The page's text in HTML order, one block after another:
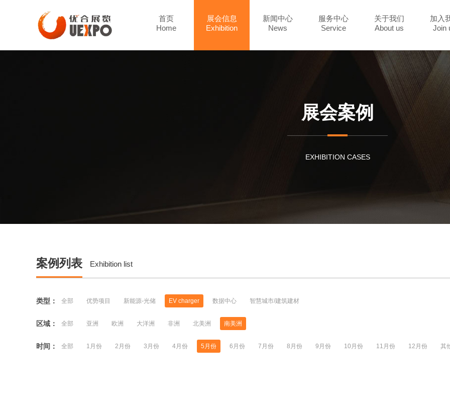
首页
Home
展会信息
Exhibition
新闻中心
News
服务中心
Service
关于我们
About us
加入
Join
展会案例
EXHIBITION CASES
案例列表 Exhibition list
类型： 全部 优势项目 新能源-光储 EV charger 数据中心 智慧城市/建筑建材
区域： 全部 亚洲 欧洲 大洋洲 非洲 北美洲 南美洲
时间： 全部 1月份 2月份 3月份 4月份 5月份 6月份 7月份 8月份 9月份 10月份 11月份 12月份 其